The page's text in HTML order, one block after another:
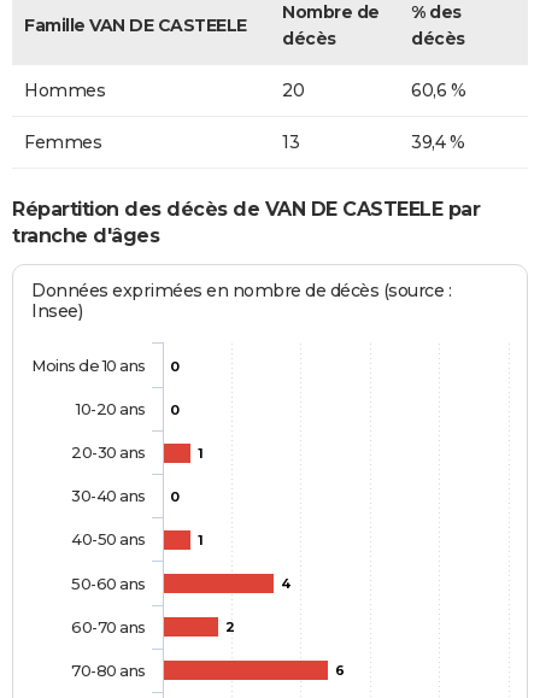
Famille VAN DE CASTEELE
Nombre de
décès
% des
décès
Hommes 20 60,6 %
Femmes 13 39,4 %
Répartition des décès de VAN DE CASTEELE par
tranche d'âges
Données exprimées en nombre de décès (source :
Insee)
0
0
1
0
1
4
2
6
Moins de 10 ans
10-20 ans
20-30 ans
30-40 ans
40-50 ans
50-60 ans
60-70 ans
70-80 ans